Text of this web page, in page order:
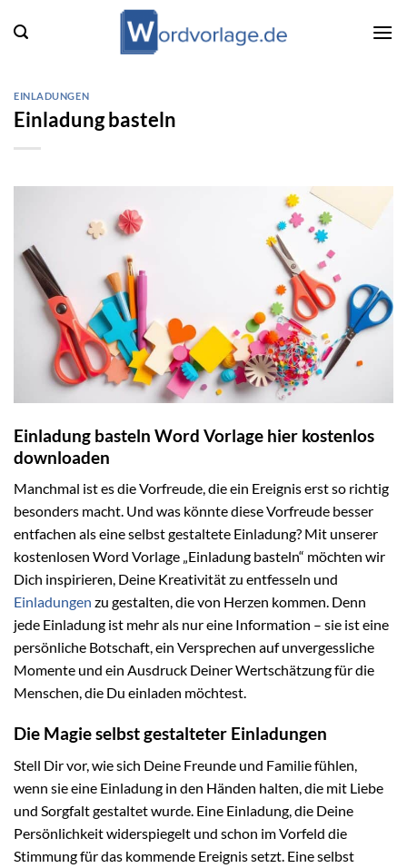
Inhalt
EINLADUNGEN
Einladung basteln
Einladung basteln Word Vorlage hier kostenlos
downloaden
Manchmal ist es die Vorfreude, die ein Ereignis erst so richtig
besonders macht. Und was könnte diese Vorfreude besser
entfachen als eine selbst gestaltete Einladung? Mit unserer
kostenlosen Word Vorlage „Einladung basteln“ möchten wir
Dich inspirieren, Deine Kreativität zu entfesseln und
Einladungen zu gestalten, die von Herzen kommen. Denn
jede Einladung ist mehr als nur eine Information – sie ist eine
persönliche Botschaft, ein Versprechen auf unvergessliche
Momente und ein Ausdruck Deiner Wertschätzung für die
Menschen, die Du einladen möchtest.
Die Magie selbst gestalteter Einladungen
Stell Dir vor, wie sich Deine Freunde und Familie fühlen,
wenn sie eine Einladung in den Händen halten, die mit Liebe
und Sorgfalt gestaltet wurde. Eine Einladung, die Deine
Persönlichkeit widerspiegelt und schon im Vorfeld die
Stimmung für das kommende Ereignis setzt. Eine selbst